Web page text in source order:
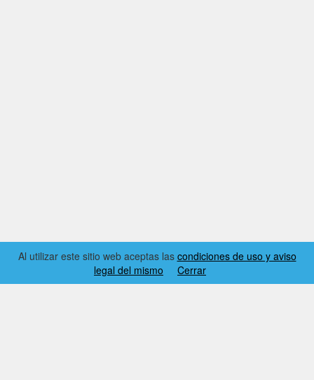
Al utilizar este sitio web aceptas las condiciones de uso y aviso
legal del mismo
Cerrar